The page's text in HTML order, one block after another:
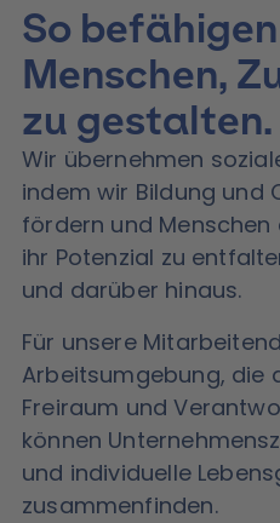
So
Menschen,
zu gestalten.
Wir übernehmen
indem wir Bildung und
fördern und
ihr Potenzial zu
und darüber hinaus.
Für unsere
Arbeitsumgebung, die
Freiraum und
können
und individuelle
zusammenfinden.